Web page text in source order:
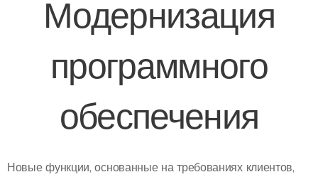
Модернизация
программного
обеспечения
Новые функции, основанные на требованиях клиентов,